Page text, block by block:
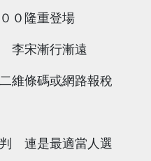
０隆重登場
李宋漸行漸遠
維條碼或網路報稅
連是最適當人選